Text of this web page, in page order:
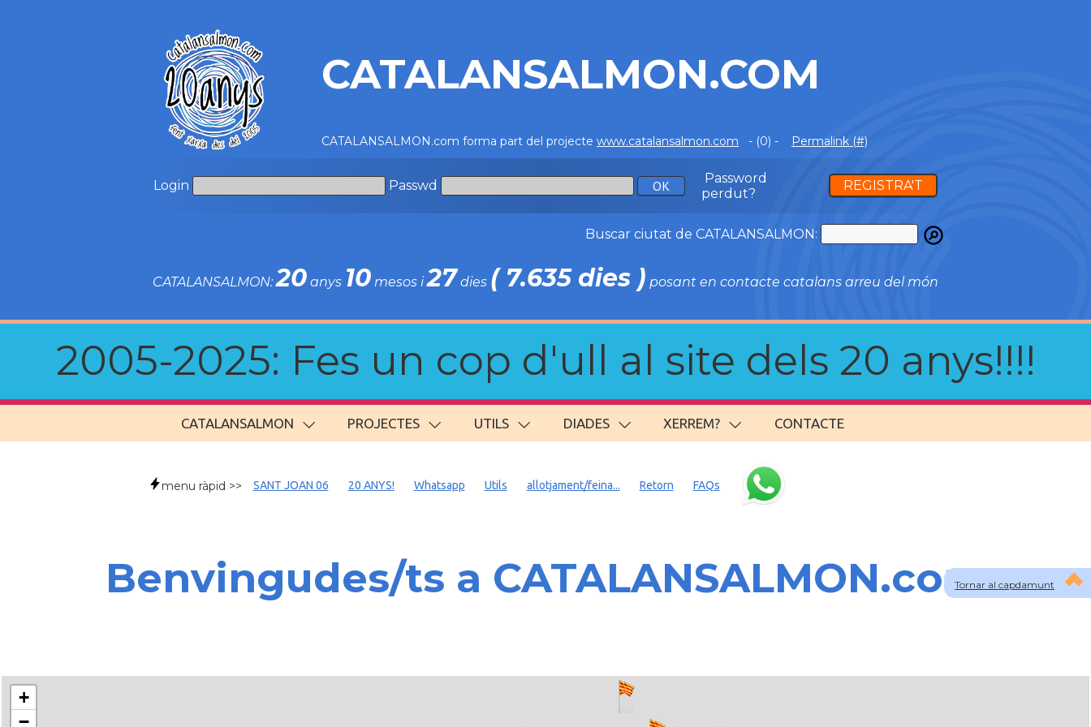
CATALANSALMON.COM
CATALANSALMON.com forma part del projecte www.catalansalmon.com - (0) - Permalink (#)
Login Passwd
Password
perdut?
REGISTRA'T
Buscar ciutat de CATALANSALMON:
CATALANSALMON:20 anys 10 mesos i27 dies ( 7.635 dies ) posant en contacte catalans arreu del món
2005-2025: Fes un cop d'ull al site dels 20 anys!!!!
CATALANSALMON PROJECTES UTILS DIADES XERREM? CONTACTE
Tornar al capdamunt
menu ràpid >> SANT JOAN 06 20 ANYS! Whatsapp Utils allotjament/feina... Retorn FAQs
Benvingudes/ts a CATALANSALMON.com
+
−